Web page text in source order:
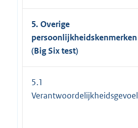
5. Overige
persoonlijkheidskenmerken
(Big Six test)
5.1
Verantwoordelijkheidsgevoel